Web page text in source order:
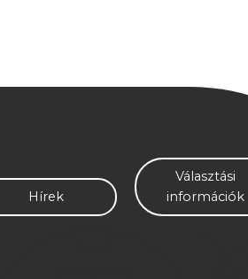
Hírek
Választási
információk